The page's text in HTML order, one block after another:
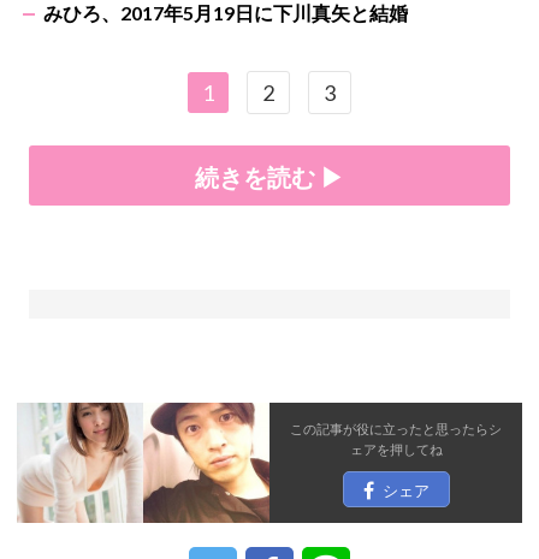
みひろ、2017年5月19日に下川真矢と結婚
1 2 3
続きを読む ▶
この記事が役に立ったと思ったらシ
ェアを押してね
シェア